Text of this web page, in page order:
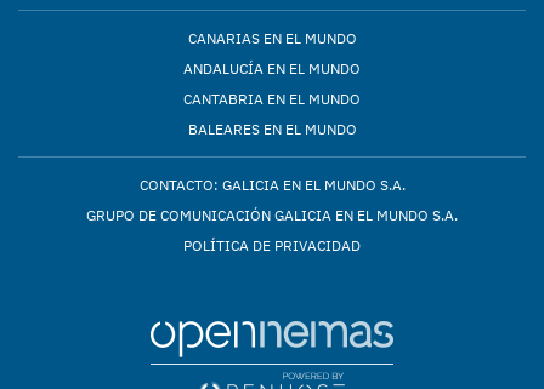
CANARIAS EN EL MUNDO
ANDALUCÍA EN EL MUNDO
CANTABRIA EN EL MUNDO
BALEARES EN EL MUNDO
CONTACTO: GALICIA EN EL MUNDO S.A.
GRUPO DE COMUNICACIÓN GALICIA EN EL MUNDO S.A.
POLÍTICA DE PRIVACIDAD